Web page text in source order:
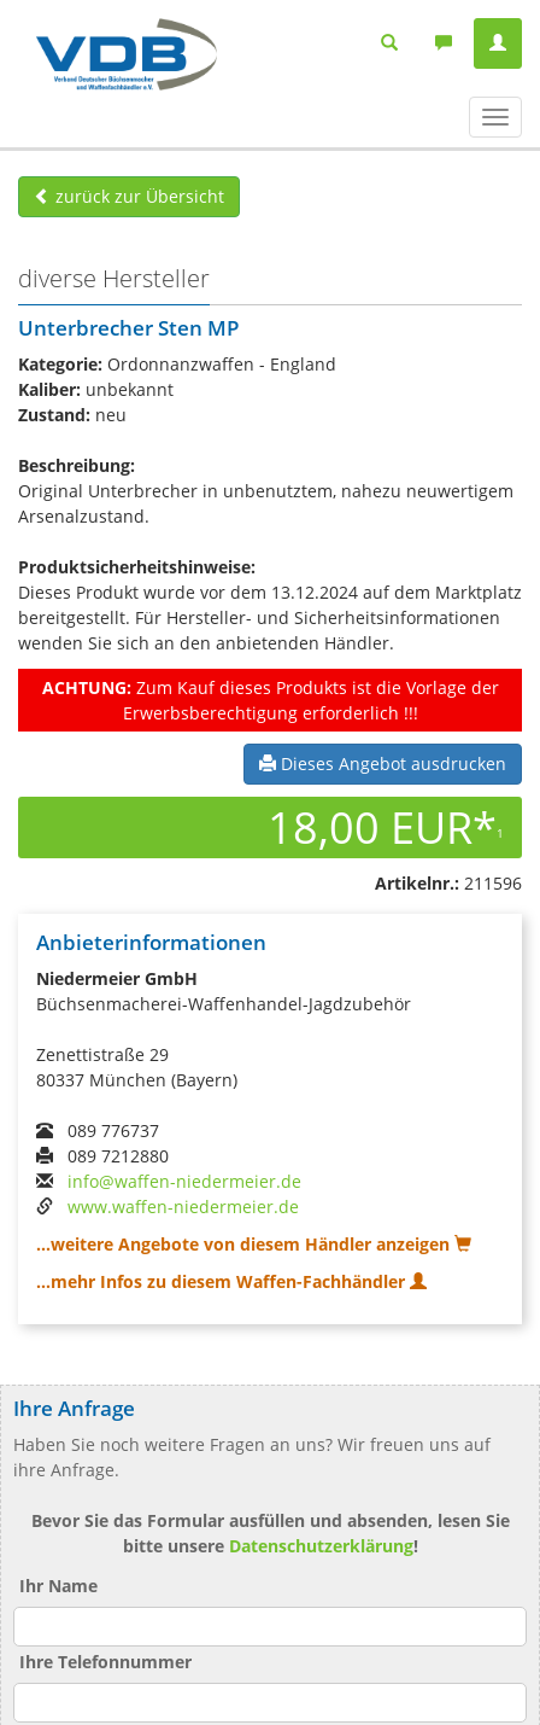
ein-/
zurück zur Übersicht
diverse Hersteller
Unterbrecher Sten MP
Kategorie: Ordonnanzwaffen - England
Kaliber: unbekannt
Zustand: neu
Beschreibung:
Original Unterbrecher in unbenutztem, nahezu neuwertigem
Arsenalzustand.
Produktsicherheitshinweise:
Dieses Produkt wurde vor dem 13.12.2024 auf dem Marktplatz
bereitgestellt. Für Hersteller- und Sicherheitsinformationen
wenden Sie sich an den anbietenden Händler.
ACHTUNG:Zum Kauf dieses Produkts ist die Vorlage der
Erwerbsberechtigung erforderlich !!!
Dieses Angebot ausdrucken
18,00 EUR*1
Artikelnr.: 211596
Anbieterinformationen
Niedermeier GmbH
Büchsenmacherei-Waffenhandel-Jagdzubehör
Zenettistraße 29
80337 München (Bayern)
089 776737
089 7212880
info@waffen-niedermeier.de
www.waffen-niedermeier.de
...weitere Angebote von diesem Händler anzeigen
...mehr Infos zu diesem Waffen-Fachhändler
Ihre Anfrage
Haben Sie noch weitere Fragen an uns? Wir freuen uns auf
ihre Anfrage.
Bevor Sie das Formular ausfüllen und absenden, lesen Sie
bitte unsere Datenschutzerklärung!
Ihr Name
Ihre Telefonnummer